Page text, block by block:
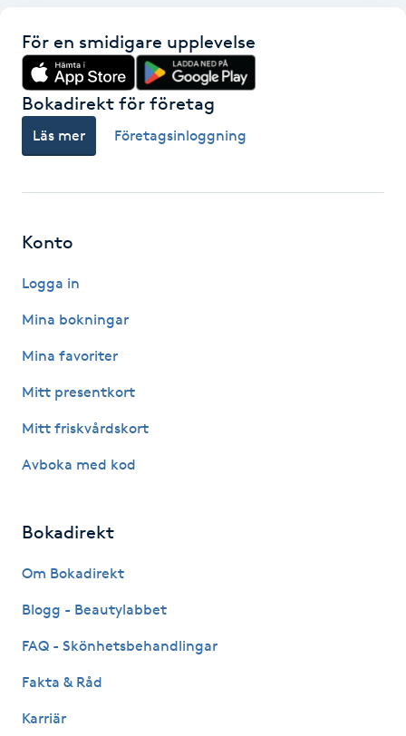
Friskvård
Friskvårdsmassage
Föning
G
Gel naglar
Gellack med förstärkning
Gravidyoga
För en smidigare upplevelse
Bokadirekt för företag
Läs mer Företagsinloggning
Konto
Logga in
Mina bokningar
Mina favoriter
Mitt presentkort
Mitt friskvårdskort
Avboka med kod
Bokadirekt
Om Bokadirekt
Blogg - Beautylabbet
FAQ - Skönhetsbehandlingar
Fakta & Råd
Karriär